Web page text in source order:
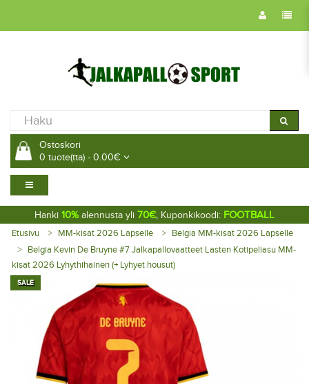
Ostoskori
0 tuote(tta) - 0.00€
Hanki 10% alennusta yli 70€, Kuponkikoodi: FOOTBALL
Etusivu MM-kisat 2026 Lapselle
Belgia MM-kisat 2026 Lapselle
Belgia Kevin De Bruyne #7 Jalkapallovaatteet Lasten Kotipeliasu MM-
kisat 2026 Lyhythihainen (+ Lyhyet housut)
SALE